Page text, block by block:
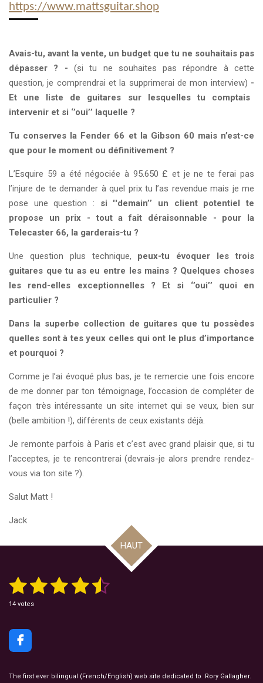
https://www.mattsguitar.shop
Avais-tu, avant la vente, un budget que tu ne souhaitais pas
dépasser ? - (si tu ne souhaites pas répondre à cette
question, je comprendrai et la supprimerai de mon interview) -
Et une liste de guitares sur lesquelles tu comptais
intervenir et si ‘’oui’’ laquelle ?
Tu conserves la Fender 66 et la Gibson 60 mais n’est-ce
que pour le moment ou définitivement ?
L’Esquire 59 a été négociée à 95.650 £ et je ne te ferai pas
l’injure de te demander à quel prix tu l’as revendue mais je me
pose une question : si ''demain’’ un client potentiel te
propose un prix - tout a fait déraisonnable - pour la
Telecaster 66, la garderais-tu ?
Une question plus technique, peux-tu évoquer les trois
guitares que tu as eu entre les mains ? Quelques choses
les rend-elles exceptionnelles ? Et si ‘’oui’’ quoi en
particulier ?
Dans la superbe collection de guitares que tu possèdes
quelles sont à tes yeux celles qui ont le plus d’importance
et pourquoi ?
Comme je l’ai évoqué plus bas, je te remercie une fois encore
de me donner par ton témoignage, l’occasion de compléter de
façon très intéressante un site internet qui se veux, bien sur
(belle ambition !), différents de ceux existants déjà.
Je remonte parfois à Paris et c’est avec grand plaisir que, si tu
l’acceptes, je te rencontrerai (devrais-je alors prendre rendez-
vous via ton site ?).
Salut Matt !
Jack
HAUT
É
a
a
n
1
é
t
o
2
é
t
o
3 4 5
u
14 votes
F
a
e
The first ever bilingual (French/English) web site dedicated to Rory Gallagher.